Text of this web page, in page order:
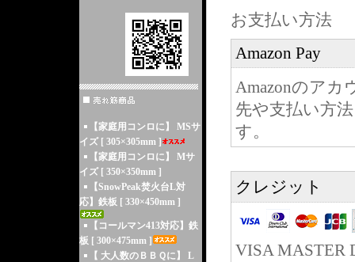
【家庭用コンロに】 MSサ
イズ [ 305×305mm ]
【家庭用コンロに】 Mサ
イズ [ 350×350mm ]
【SnowPeak焚火台L対
応】鉄板 [ 330×450mm ]
【コールマン413対応】鉄
板 [ 300×475mm ]
【 大人数のＢＢＱに】 L
お支払い方法
Amazon Pay
Amazonのアカ
先や支払い方
す。
クレジット
VISA MASTER